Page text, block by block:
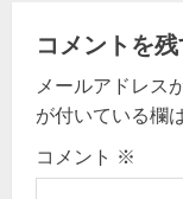
i
g
a
コメントを
メールアドレス
が付いている欄
コメント ※